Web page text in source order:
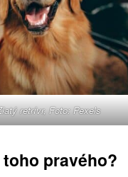
retrívr, Foto: Pexels
pravého?